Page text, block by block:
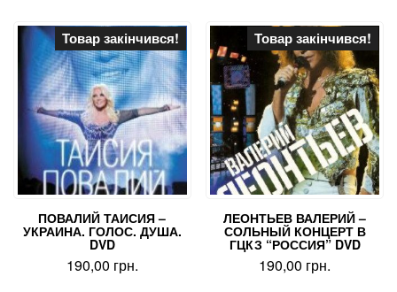
Товар закінчився!
ПОВАЛИЙ ТАИСИЯ –
УКРАИНА. ГОЛОС. ДУША.
DVD
190,00 грн.
Товар закінчився!
ЛЕОНТЬЕВ ВАЛЕРИЙ –
СОЛЬНЫЙ КОНЦЕРТ В
ГЦКЗ “РОССИЯ” DVD
190,00 грн.